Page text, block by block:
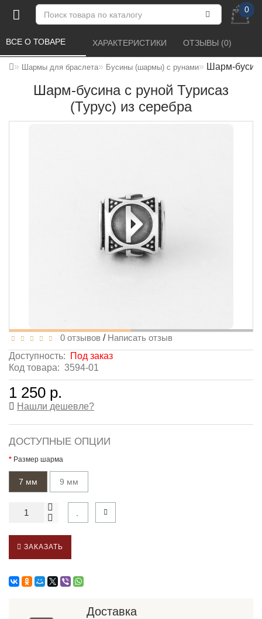
0
Шармы для браслета Бусины (шармы) с рунами Шарм-
Шарм-бусина с руной Турисаз
(Турус) из серебра
ВСЕ О ТОВАРЕ ХАРАКТЕРИСТИКИ ОТЗЫВЫ (0)
0 отзывов / Написать отзыв
Доступность:
Под заказ
Код товара: 3594-01
1 250 р.
Нашли дешевле?
ДОСТУПНЫЕ ОПЦИИ
Размер шарма
7 мм 9 мм
ЗАКАЗАТЬ
Доставка